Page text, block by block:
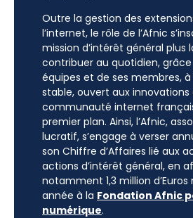
Outre la gestion des
l’internet, le rôle de l’Afnic
mission d’intérêt général plus
contribuer au quotidien,
équipes et de ses membres,
stable, ouvert aux innovations
communauté internet
premier plan. Ainsi, l’Afnic,
lucratif, s’engage à verser
son Chiffre d’Affaires lié aux
actions d’intérêt général, en
notamment 1,3 million
année à la Fondation Afnic
numérique.